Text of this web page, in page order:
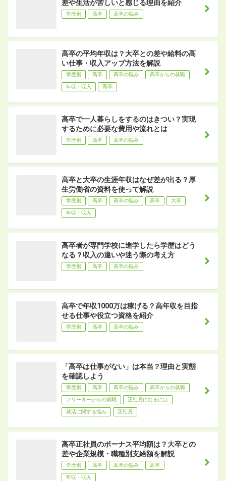
差や生活が苦しいと感じる理由を紹介
学歴別 高卒 高卒の悩み
高卒の平均年収は？大卒との差や給料の高
い仕事・収入アップ方法を解説
学歴別 高卒 高卒の悩み 高卒からの就職
年収・収入 高卒
高卒で一人暮らしをするのはきつい？実現
するために必要な費用や流れとは
学歴別 高卒 高卒の悩み
高卒と大卒の生涯年収はなぜ差が出る？厚
生労働省の資料を使って解説
学歴別 高卒 高卒の悩み 高卒 大卒
年収・収入
高卒者が専門学校に進学したら学歴はどう
なる？収入の違いや迷う際の考え方
学歴別 高卒 高卒の悩み
高卒で年収1000万は稼げる？高年収を目指
せる仕事や役立つ資格を紹介
学歴別 高卒 高卒の悩み
「高卒は仕事がない」は本当？理由と実態
を確認しよう
学歴別 高卒 高卒の悩み 高卒からの就職
フリーターからの就職 正社員になるには
就活に関する悩み 正社員
高卒正社員のボーナス平均額は？大卒との
差や企業規模・職種別支給額を解説
学歴別 高卒 高卒の悩み 高卒
年収・収入